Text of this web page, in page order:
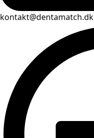
kontakt@dentamatch.dk